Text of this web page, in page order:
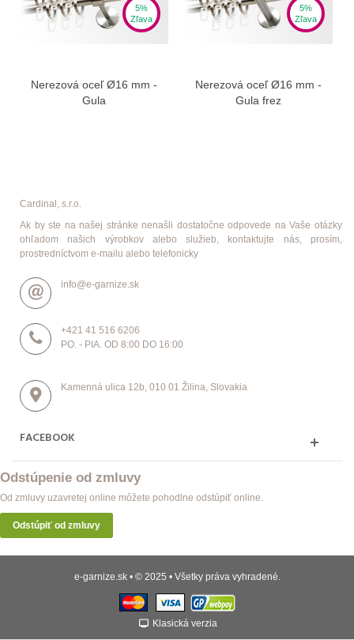
5%
Zľava
Nerezová oceľ Ø16 mm -
Gula
5%
Zľava
Nerezová oceľ Ø16 mm -
Gula frez
Cardinal, s.r.o.
Ak by ste na našej stránke nenašli dostatočne odpovede na Vaše otázky
ohľadom našich výrobkov alebo služieb, kontaktujte nás, prosím,
prostredníctvom e-mailu alebo telefonicky
info@e-garnize.sk
+421 41 516 6206
PO. - PIA. OD 8:00 DO 16:00
Kamenná ulica 12b, 010 01 Žilina, Slovakia
FACEBOOK
Odstúpenie od zmluvy
Od zmluvy uzavretej online môžete pohodlne odstúpiť online.
Odstúpiť od zmluvy
e-garnize.sk • © 2025 • Všetky práva vyhradené.
Klasická verzia